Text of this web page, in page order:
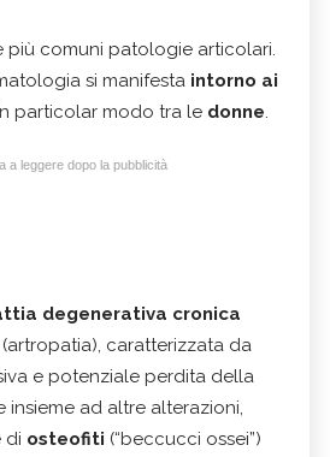
più comuni patologie articolari.
si manifesta intorno ai
particolar modo tra le donne.
a leggere dopo la pubblicità
degenerativa cronica
(artropatia), caratterizzata da
e potenziale perdita della
insieme ad altre alterazioni,
di osteofiti (“beccucci ossei”)